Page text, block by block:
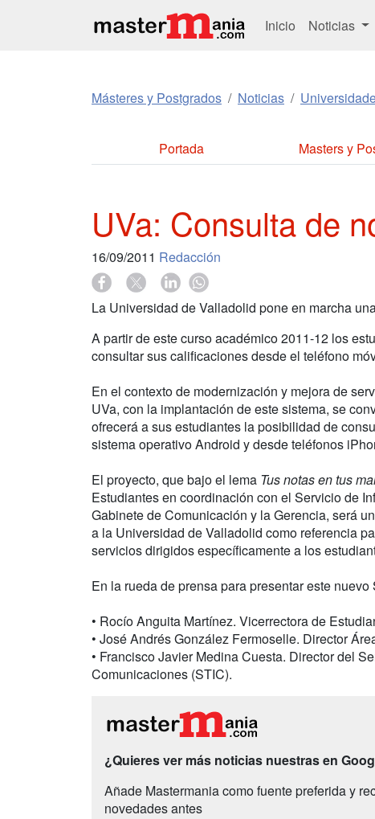
Inicio Noticias
Másteres y Postgrados Noticias
Portada Masters y
UVa: Consulta de
16/09/2011 Redacción
La Universidad de Valladolid pone en marcha
A partir de este curso académico 2011-12 los
consultar sus calificaciones desde el teléfono
En el contexto de modernización y mejora de
UVa, con la implantación de este sistema, se
ofrecerá a sus estudiantes la posibilidad de
sistema operativo Android y desde teléfonos
El proyecto, que bajo el lema Tus notas en tus
Estudiantes en coordinación con el Servicio de
Gabinete de Comunicación y la Gerencia, será
a la Universidad de Valladolid como referencia
servicios dirigidos específicamente a los
En la rueda de prensa para presentar este
• Rocío Anguita Martínez. Vicerrectora de
• José Andrés González Fermoselle. Director
• Francisco Javier Medina Cuesta. Director del
Comunicaciones (STIC).
¿Quieres ver más noticias nuestras en
Añade Mastermania como fuente preferida y
novedades antes